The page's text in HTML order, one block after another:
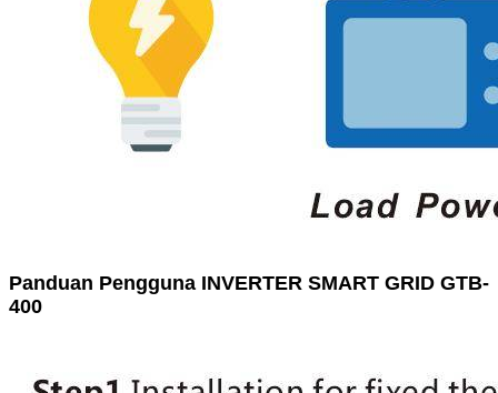
Panduan Pengguna INVERTER SMART GRID GTB-
400